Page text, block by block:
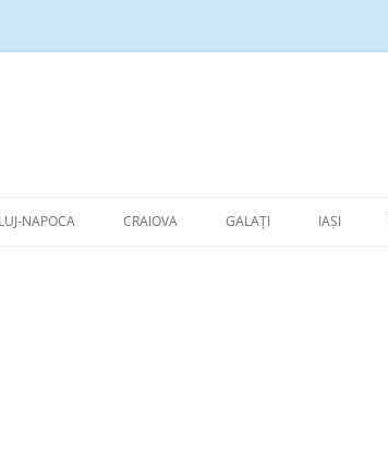
la
NAPOCA CRAIOVA GALAȚI IAȘI